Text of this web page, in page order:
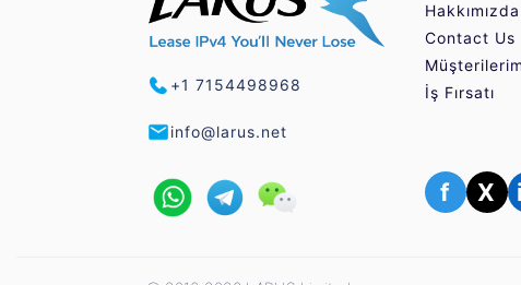
+1 7154498968
info@larus.net
Hakkımızda
Contact Us
İş Fırsatı
f X